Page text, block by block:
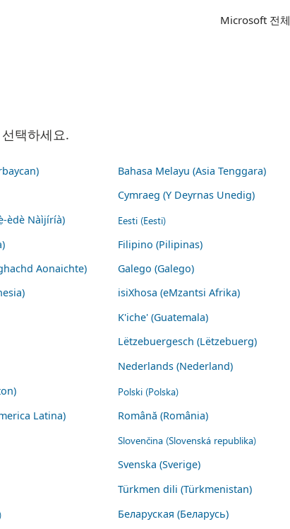
Microsoft 전체
택하세요.
Bahasa Melayu (Asia Tenggara)
Cymraeg (Y Deyrnas Unedig)
èdè Nàìjíríà) Eesti (Eesti)
Filipino (Pilipinas)
Aonaichte)
Galego (Galego)
isiXhosa (eMzantsi Afrika)
K'iche' (Guatemala)
Lëtzebuergesch (Lëtzebuerg)
Nederlands (Nederland)
Polski (Polska)
Latina)
Română (România)
Slovenčina (Slovenská republika)
Svenska (Sverige)
Türkmen dili (Türkmenistan)
Беларуская (Беларусь)